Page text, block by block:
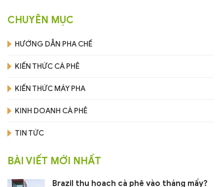
CHUYÊN MỤC
HƯỚNG DẪN PHA CHẾ
KIẾN THỨC CÀ PHÊ
KIẾN THỨC MÁY PHA
KINH DOANH CÀ PHÊ
TIN TỨC
BÀI VIẾT MỚI NHẤT
Brazil thu hoạch cà phê vào tháng mấy?